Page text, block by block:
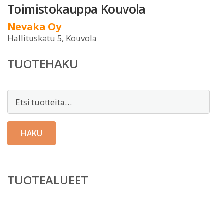
Toimistokauppa Kouvola
Nevaka Oy
Hallituskatu 5, Kouvola
TUOTEHAKU
HAKU
TUOTEALUEET